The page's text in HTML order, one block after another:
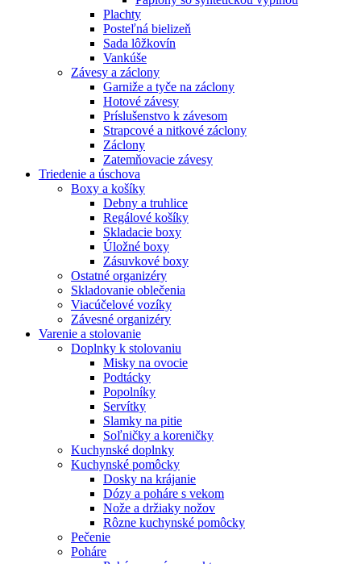
Plachty
Posteľná bielizeň
Sada lôžkovín
Vankúše
Závesy a záclony
Garniže a tyče na záclony
Hotové závesy
Príslušenstvo k závesom
Strapcové a nitkové záclony
Záclony
Zatemňovacie závesy
Triedenie a úschova
Boxy a košíky
Debny a truhlice
Regálové košíky
Skladacie boxy
Úložné boxy
Zásuvkové boxy
Ostatné organizéry
Skladovanie oblečenia
Viacúčelové vozíky
Závesné organizéry
Varenie a stolovanie
Doplnky k stolovaniu
Misky na ovocie
Podtácky
Popolníky
Servítky
Slamky na pitie
Soľničky a koreničky
Kuchynské doplnky
Kuchynské pomôcky
Dosky na krájanie
Dózy a poháre s vekom
Nože a držiaky nožov
Rôzne kuchynské pomôcky
Pečenie
Poháre